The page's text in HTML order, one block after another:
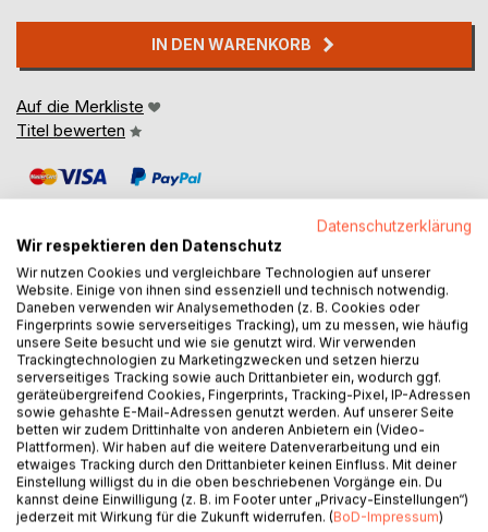
IN DEN WARENKORB
Auf die Merkliste
Titel bewerten
BESCHREIBUNG
Von unseren Großeltern kennen wir es sicherlich noch, das
Einkochen von Gemüse oder Obst in Einweckgläser. Wie
es dazu kam, wer als erster diese Idee hatte, finden wir bei
Wikipedia unter "Nicolas Appert". Dieser hat all seine
Erfahrungen und Erkenntnisse in einem Buch für die
Nachwelt niedergeschrieben.
Nach einer deutschen Ausgabe dieses Buches ist dieses
Reprint entstanden.
Datenschutzerklärung
Wir respektieren den Datenschutz
Wir nutzen Cookies und vergleichbare Technologien auf unserer
Website. Einige von ihnen sind essenziell und technisch notwendig.
Daneben verwenden wir Analysemethoden (z. B. Cookies oder
Fingerprints sowie serverseitiges Tracking), um zu messen, wie häufig
unsere Seite besucht und wie sie genutzt wird. Wir verwenden
Trackingtechnologien zu Marketingzwecken und setzen hierzu
serverseitiges Tracking sowie auch Drittanbieter ein, wodurch ggf.
geräteübergreifend Cookies, Fingerprints, Tracking-Pixel, IP-Adressen
sowie gehashte E-Mail-Adressen genutzt werden. Auf unserer Seite
betten wir zudem Drittinhalte von anderen Anbietern ein (Video-
Plattformen). Wir haben auf die weitere Datenverarbeitung und ein
etwaiges Tracking durch den Drittanbieter keinen Einfluss. Mit deiner
Einstellung willigst du in die oben beschriebenen Vorgänge ein. Du
kannst deine Einwilligung (z. B. im Footer unter „Privacy-Einstellungen“)
jederzeit mit Wirkung für die Zukunft widerrufen. (BoD-Impressum)